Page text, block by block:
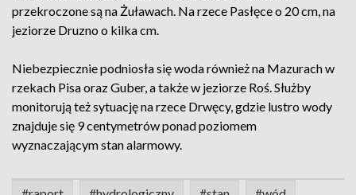
przekroczone są na Żuławach. Na rzece Pasłęce o 20 cm, na
jeziorze Druzno o kilka cm.
Niebezpiecznie podniosła się woda również na Mazurach w
rzekach Pisa oraz Guber, a także w jeziorze Roś. Służby
monitorują też sytuację na rzece Drwęcy, gdzie lustro wody
znajduje się 9 centymetrów ponad poziomem
wyznaczającym stan alarmowy.